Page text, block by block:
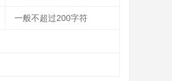
一般不超过200字符